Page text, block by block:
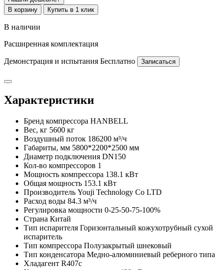
В корзину
Купить в 1 клик
В наличии
Расширенная комплектация
Демонстрация и испытания Бесплатно Записаться
Характеристики
Бренд компрессора HANBELL
Вес, кг 5600 кг
Воздушный поток 186200 м³/ч
Габариты, мм 5800*2200*2500 мм
Диаметр подключения DN150
Кол-во компрессоров 1
Мощность компрессора 138.1 кВт
Общая мощность 153.1 кВт
Производитель Youji Technology Co LTD
Расход воды 84.3 м³/ч
Регулировка мощности 0-25-50-75-100%
Страна Китай
Тип испарителя Горизонтальный кожухотрубный сухой
испаритель
Тип компрессора Полузакрытый шнековый
Тип конденсатора Медно-алюминиевый реберного типа
Хладагент R407c